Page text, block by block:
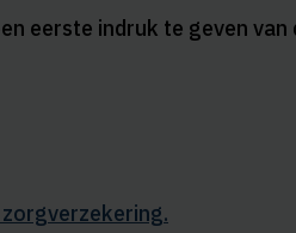
eerste indruk te geven van